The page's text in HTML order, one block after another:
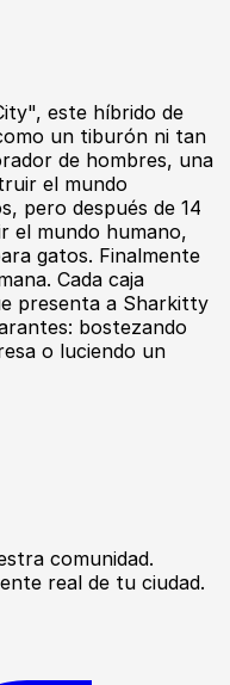
este híbrido de
un tiburón ni tan
de hombres, una
el mundo
pero después de 14
el mundo humano,
gatos. Finalmente
Cada caja
presenta a Sharkitty
bostezando
o luciendo un
comunidad.
real de tu ciudad.